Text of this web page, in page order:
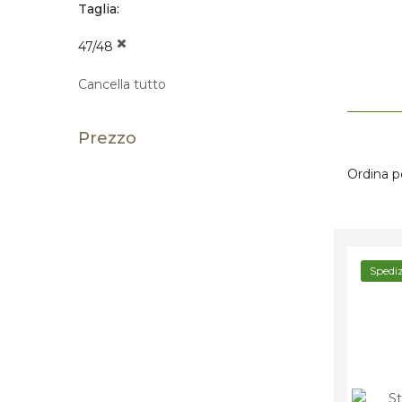
Taglia
47/48
Cancella tutto
Prezzo
Ordina